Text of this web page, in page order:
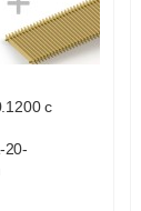
с
20-